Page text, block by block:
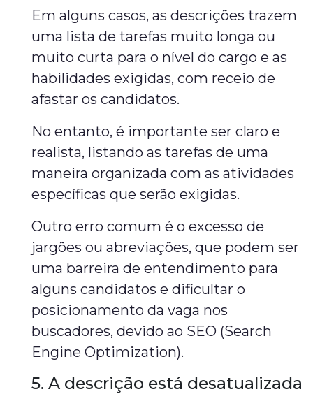
Em alguns casos, as descrições trazem
uma lista de tarefas muito longa ou
muito curta para o nível do cargo e as
habilidades exigidas, com receio de
afastar os candidatos.
No entanto, é importante ser claro e
realista, listando as tarefas de uma
maneira organizada com as atividades
específicas que serão exigidas.
Outro erro comum é o excesso de
jargões ou abreviações, que podem ser
uma barreira de entendimento para
alguns candidatos e dificultar o
posicionamento da vaga nos
buscadores, devido ao SEO (Search
Engine Optimization).
5. A descrição está desatualizada